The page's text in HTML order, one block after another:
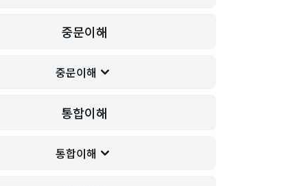
중문이해
중문이해
통합이해
통합이해